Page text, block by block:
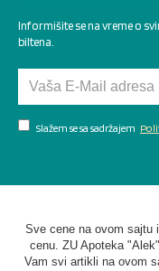
Informišite se na vreme o
biltena.
Slažem se sa sadržajem
Sve cene na ovom sajtu
cenu. ZU Apoteka
Vam svi artikli na ovom